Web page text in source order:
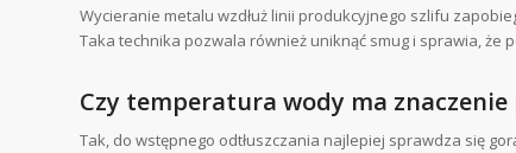
Wycieranie metalu wzdłuż linii produkcyjnego szlifu
Taka technika pozwala również uniknąć smug i sprawia,
Czy temperatura wody ma
Tak, do wstępnego odtłuszczania najlepiej sprawdza się